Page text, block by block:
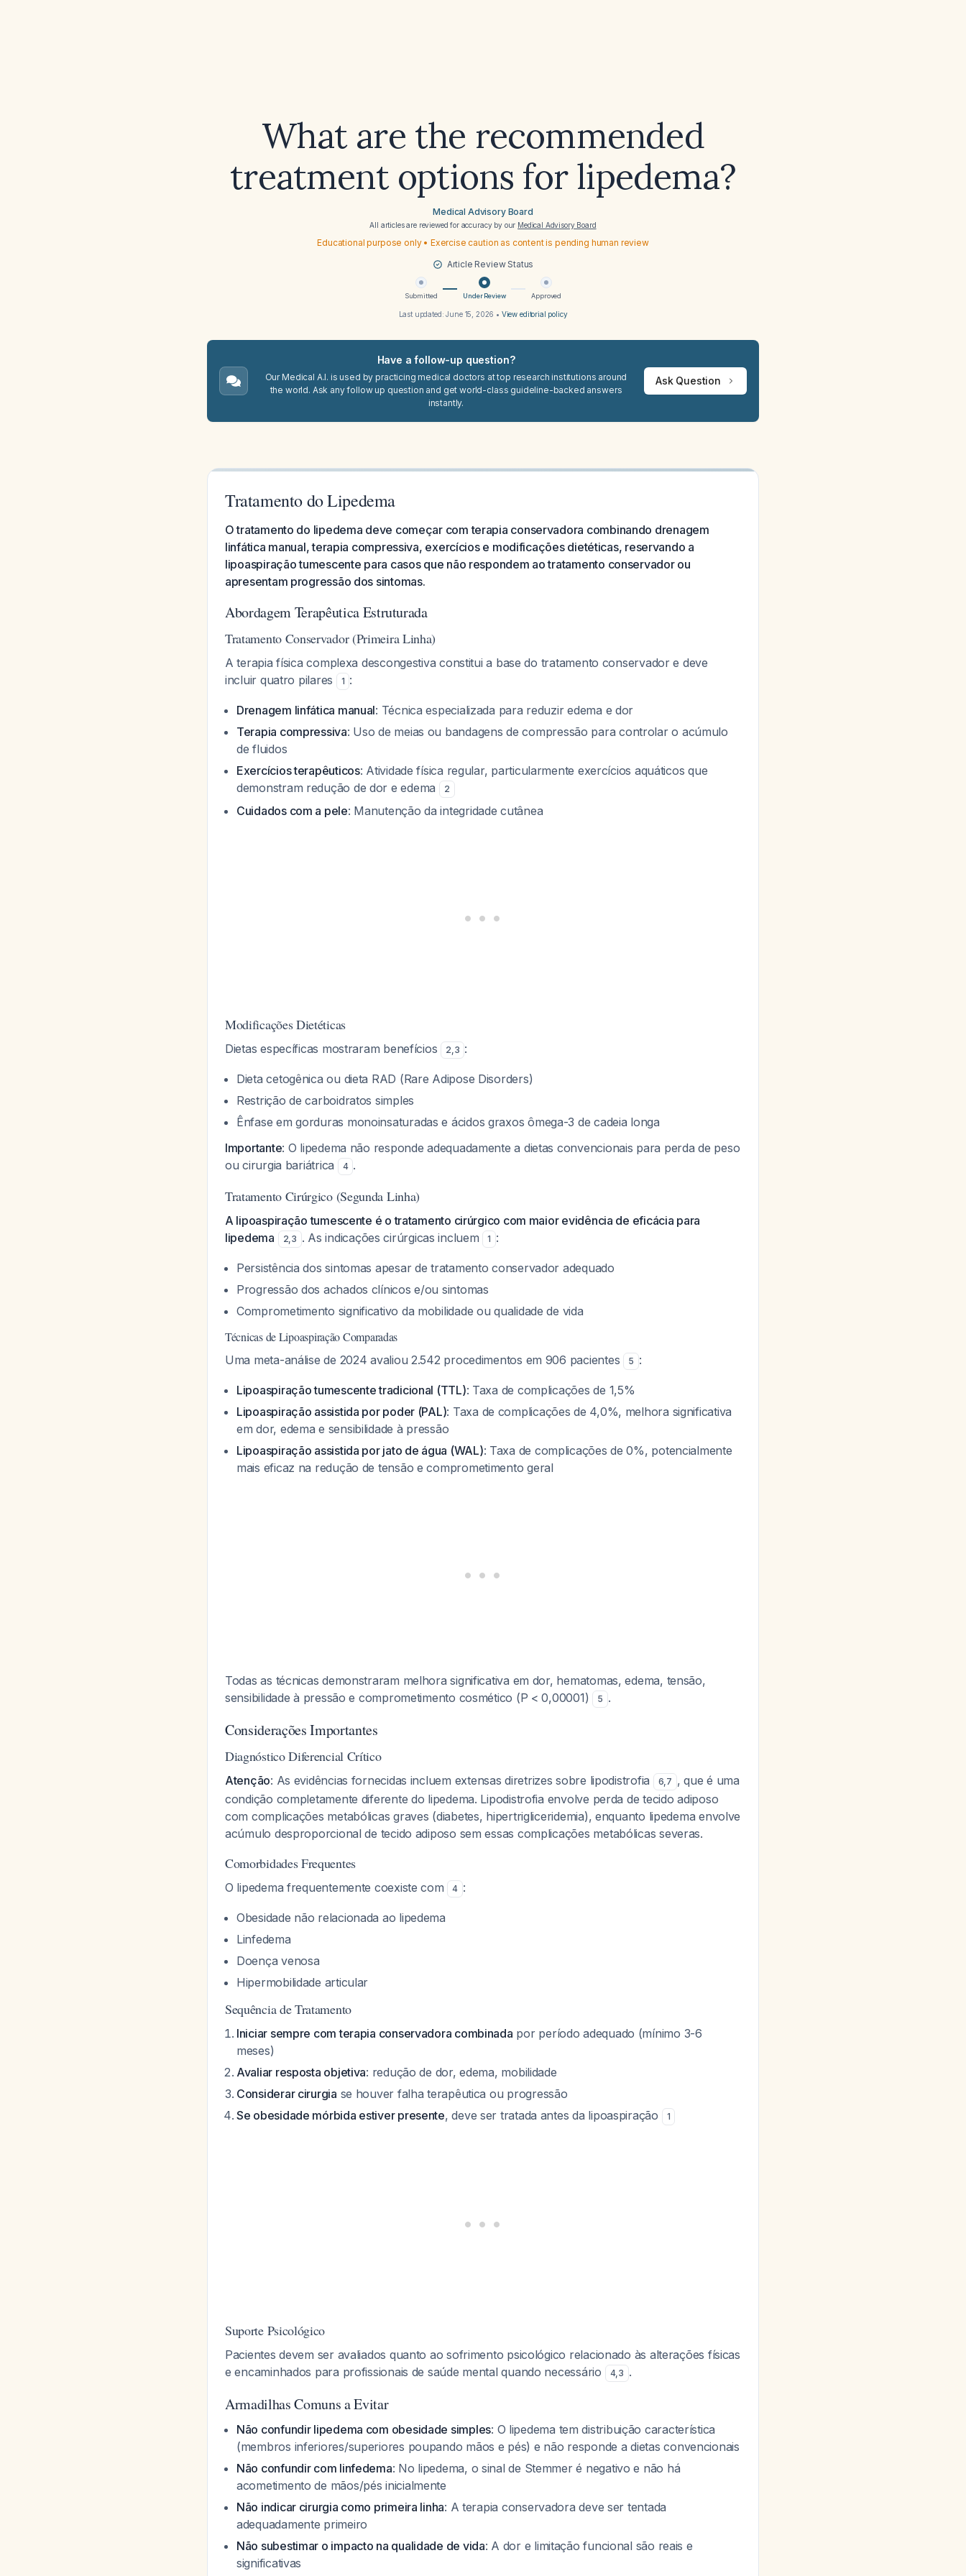
What are the recommended
treatment options for lipedema?
Medical Advisory Board
All articles are reviewed for accuracy by our Medical Advisory Board
Educational purpose only • Exercise caution as content is pending human review
Article Review Status
Submitted Under Review Approved
Last updated:June 15, 2026 • View editorial policy
Have a follow-up question?
Our Medical A.I. is used by practicing medical doctors at top research institutions around
the world. Ask any follow up question and get world-class guideline-backed answers
instantly.
Ask Question
Tratamento do Lipedema
O tratamento do lipedema deve começar com terapia conservadora combinando drenagem
linfática manual, terapia compressiva, exercícios e modificações dietéticas, reservando a
lipoaspiração tumescente para casos que não respondem ao tratamento conservador ou
apresentam progressão dos sintomas.
Abordagem Terapêutica Estruturada
Tratamento Conservador (Primeira Linha)
A terapia física complexa descongestiva constitui a base do tratamento conservador e deve
incluir quatro pilares
1 :
Drenagem linfática manual: Técnica especializada para reduzir edema e dor
Terapia compressiva: Uso de meias ou bandagens de compressão para controlar o acúmulo
de fluidos
Exercícios terapêuticos: Atividade física regular, particularmente exercícios aquáticos que
demonstram redução de dor e edema
2
Cuidados com a pele: Manutenção da integridade cutânea
Modificações Dietéticas
Dietas específicas mostraram benefícios 2,3 :
Dieta cetogênica ou dieta RAD (Rare Adipose Disorders)
Restrição de carboidratos simples
Ênfase em gorduras monoinsaturadas e ácidos graxos ômega-3 de cadeia longa
Importante: O lipedema não responde adequadamente a dietas convencionais para perda de peso
ou cirurgia bariátrica
4 .
Tratamento Cirúrgico (Segunda Linha)
A lipoaspiração tumescente é o tratamento cirúrgico com maior evidência de eficácia para
lipedema
2,3 . As indicações cirúrgicas incluem 1 :
Persistência dos sintomas apesar de tratamento conservador adequado
Progressão dos achados clínicos e/ou sintomas
Comprometimento significativo da mobilidade ou qualidade de vida
Técnicas de Lipoaspiração Comparadas
Uma meta-análise de 2024 avaliou 2.542 procedimentos em 906 pacientes 5 :
Lipoaspiração tumescente tradicional (TTL): Taxa de complicações de 1,5%
Lipoaspiração assistida por poder (PAL): Taxa de complicações de 4,0%, melhora significativa
em dor, edema e sensibilidade à pressão
Lipoaspiração assistida por jato de água (WAL): Taxa de complicações de 0%, potencialmente
mais eficaz na redução de tensão e comprometimento geral
Todas as técnicas demonstraram melhora significativa em dor, hematomas, edema, tensão,
sensibilidade à pressão e comprometimento cosmético (P < 0,00001)
5 .
Considerações Importantes
Diagnóstico Diferencial Crítico
Atenção: As evidências fornecidas incluem extensas diretrizes sobre lipodistrofia 6,7 , que é uma
condição completamente diferente do lipedema. Lipodistrofia envolve perda de tecido adiposo
com complicações metabólicas graves (diabetes, hipertrigliceridemia), enquanto lipedema envolve
acúmulo desproporcional de tecido adiposo sem essas complicações metabólicas severas.
Comorbidades Frequentes
O lipedema frequentemente coexiste com 4 :
Obesidade não relacionada ao lipedema
Linfedema
Doença venosa
Hipermobilidade articular
Sequência de Tratamento
Iniciar sempre com terapia conservadora combinada por período adequado (mínimo 3-6
meses)
Avaliar resposta objetiva: redução de dor, edema, mobilidade
Considerar cirurgia se houver falha terapêutica ou progressão
Se obesidade mórbida estiver presente, deve ser tratada antes da lipoaspiração 1
Suporte Psicológico
Pacientes devem ser avaliados quanto ao sofrimento psicológico relacionado às alterações físicas
e encaminhados para profissionais de saúde mental quando necessário
4,3 .
Armadilhas Comuns a Evitar
Não confundir lipedema com obesidade simples: O lipedema tem distribuição característica
(membros inferiores/superiores poupando mãos e pés) e não responde a dietas convencionais
Não confundir com linfedema: No lipedema, o sinal de Stemmer é negativo e não há
acometimento de mãos/pés inicialmente
Não indicar cirurgia como primeira linha: A terapia conservadora deve ser tentada
adequadamente primeiro
Não subestimar o impacto na qualidade de vida: A dor e limitação funcional são reais e
significativas